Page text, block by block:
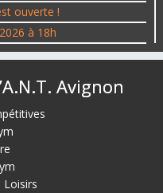
ouverte !
à 18h
Avignon
Loisirs